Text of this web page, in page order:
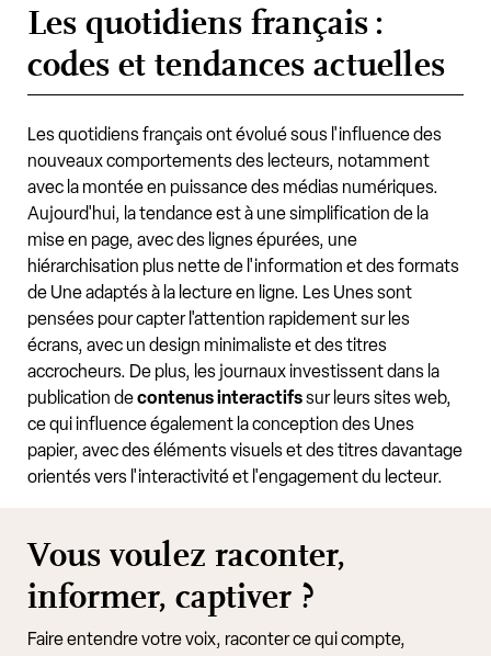
Les quotidiens français :
codes et tendances actuelles
Les quotidiens français ont évolué sous l'influence des
nouveaux comportements des lecteurs, notamment
avec la montée en puissance des médias numériques.
Aujourd'hui, la tendance est à une simplification de la
mise en page, avec des lignes épurées, une
hiérarchisation plus nette de l'information et des formats
de Une adaptés à la lecture en ligne. Les Unes sont
pensées pour capter l'attention rapidement sur les
écrans, avec un design minimaliste et des titres
accrocheurs. De plus, les journaux investissent dans la
publication decontenus interactifssur leurs sites web,
ce qui influence également la conception des Unes
papier, avec des éléments visuels et des titres davantage
orientés vers l'interactivité et l'engagement du lecteur.
Vous voulez raconter,
informer, captiver ?
Faire entendre votre voix, raconter ce qui compte,